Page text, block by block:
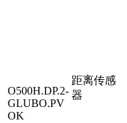
O500H.DP.2-
GLUBO.PV
OK
距离传感
器